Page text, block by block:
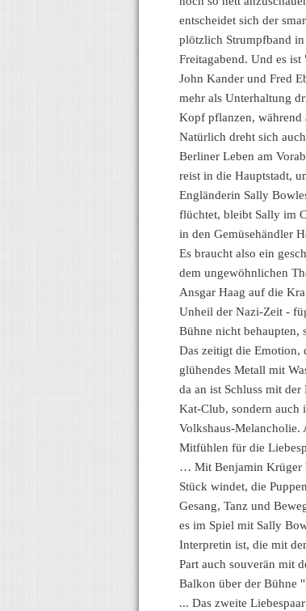
entscheidet sich der
plötzlich Strumpfband in
Freitagabend. Und es
John Kander und Fred
mehr als Unterhaltung
Kopf pflanzen, während
Natürlich dreht sich
Berliner Leben am
reist in die Hauptstadt,
Engländerin Sally
flüchtet, bleibt Sally im
in den Gemüsehändler
Es braucht also ein
dem ungewöhnlichen
Ansgar Haag auf die
Unheil der Nazi-Zeit -
Bühne nicht behaupten,
Das zeitigt die Emotion,
glühendes Metall mit
da an ist Schluss mit
Kat-Club, sondern auch
Volkshaus-Melancholie.
Mitfühlen für die
… Mit Benjamin Krüger
Stück windet, die
Gesang, Tanz und
es im Spiel mit Sally
Interpretin ist, die mit
Part auch souverän mit
Balkon über der Bühne
... Das zweite